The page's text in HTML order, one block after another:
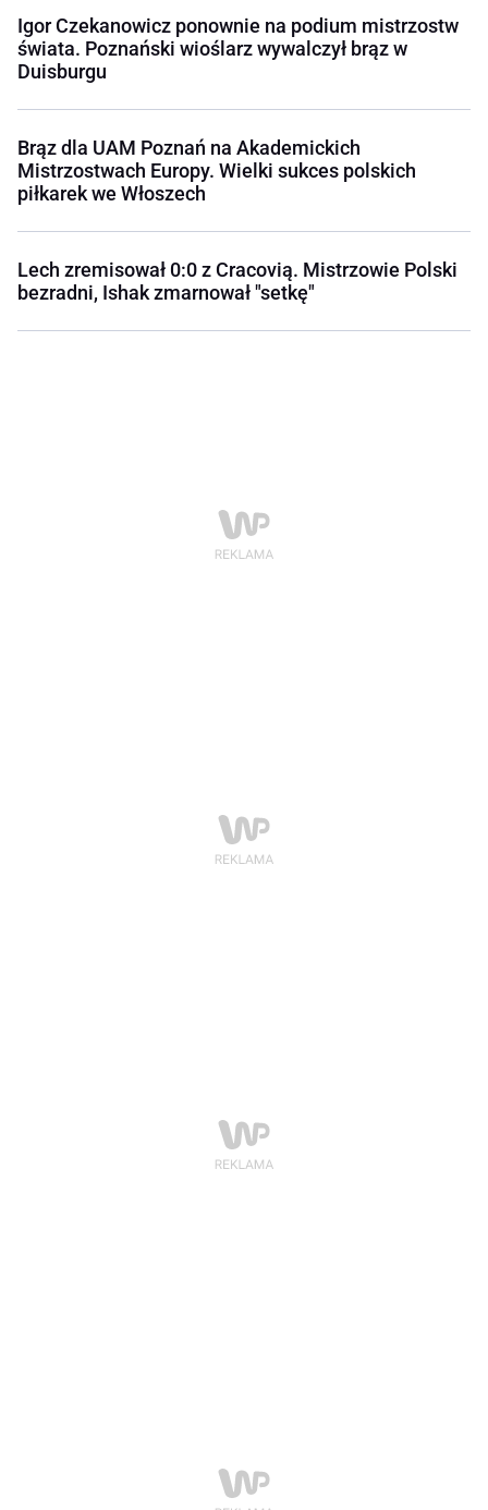
Igor Czekanowicz ponownie na podium mistrzostw
świata. Poznański wioślarz wywalczył brąz w
Duisburgu
Brąz dla UAM Poznań na Akademickich
Mistrzostwach Europy. Wielki sukces polskich
piłkarek we Włoszech
Lech zremisował 0:0 z Cracovią. Mistrzowie Polski
bezradni, Ishak zmarnował "setkę"